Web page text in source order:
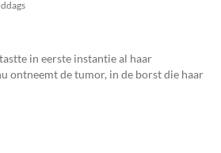
in eerste instantie al haar
ontneemt de tumor, in de borst die haar